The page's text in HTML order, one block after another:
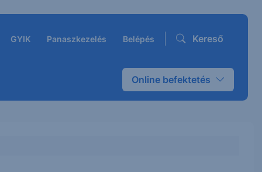
GYIK Panaszkezelés Belépés Kereső
Online befektetés